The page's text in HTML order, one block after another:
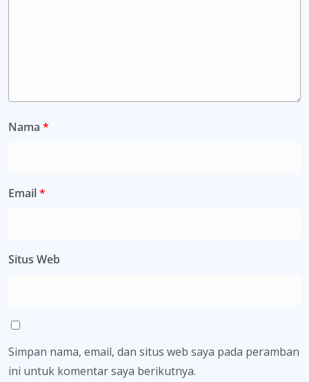
Nama *
Email*
Situs Web
Simpan nama, email, dan situs web saya pada peramban
ini untuk komentar saya berikutnya.